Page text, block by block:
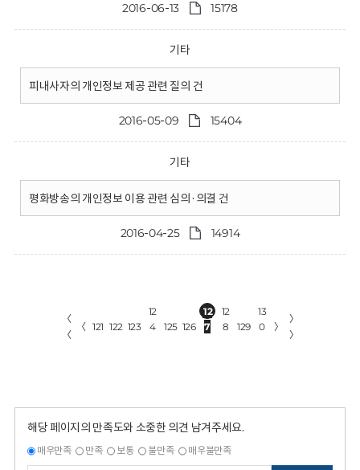
2016-06-13 15178
기타
피내사자의 개인정보 제공 관련 질의 건
2016-05-09 15404
기타
평화방송의 개인정보 이용 관련 심의·의결 건
2016-04-25 14914
〈
〈
〈 121 122 123
12
4
125 126
12
7
12
8
129
13
0
〉
〉
〉
해당 페이지의 만족도와 소중한 의견 남겨주세요.
매우만족 만족 보통 불만족 매우불만족